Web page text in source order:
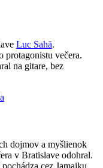
Luc Sahā.
protagonistu večera.
na gitare, bez
dojmov a myšlienok
v Bratislave odohral.
cez Jamajku,